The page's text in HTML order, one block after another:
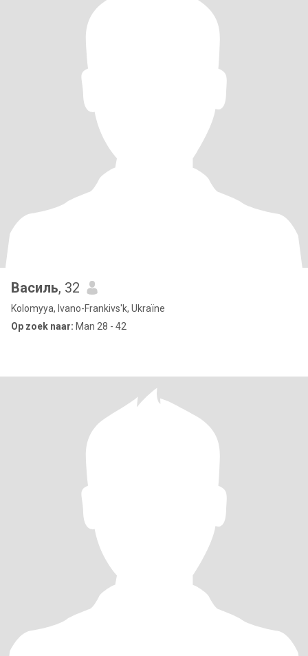
Василь, 32
Kolomyya, Ivano-Frankivs'k, Ukraïne
Op zoek naar: Man 28 - 42